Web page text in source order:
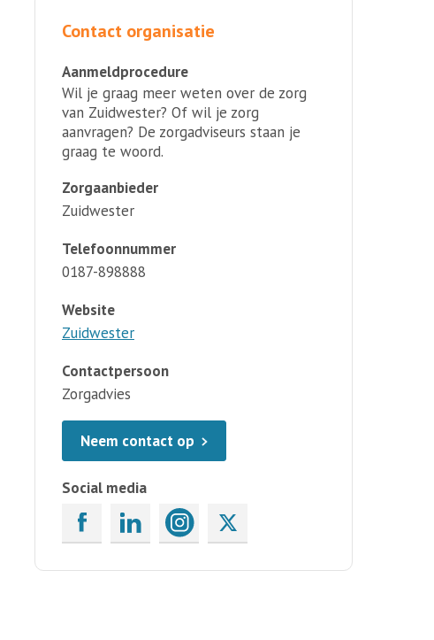
Contact organisatie
Aanmeldprocedure
Wil je graag meer weten over de zorg
van Zuidwester? Of wil je zorg
aanvragen? De zorgadviseurs staan je
graag te woord.
Zorgaanbieder
Zuidwester
Telefoonnummer
0187-898888
Website
Zuidwester
Contactpersoon
Zorgadvies
Neem contact op
Social media